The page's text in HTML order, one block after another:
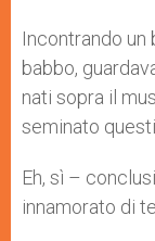
Incontrando un
babbo,
nati sopra il
seminato
Eh, sì –
innamorato di